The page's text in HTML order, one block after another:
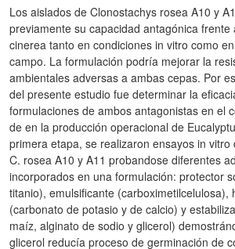
Los aislados de Clonostachys rosea A10 y
previamente su capacidad antagónica frente
cinerea tanto en condiciones in vitro como
campo. La formulación podría mejorar la
ambientales adversas a ambas cepas. Por
del presente estudio fue determinar la
formulaciones de ambos antagonistas en el
de en la producción operacional de
primera etapa, se realizaron ensayos in vitro
C. rosea A10 y A11 probandose diferentes
incorporados en una formulación: protector
titanio), emulsificante (carboximetilcelulosa),
(carbonato de potasio y de calcio) y
maíz, alginato de sodio y glicerol)
glicerol reducía proceso de germinación de